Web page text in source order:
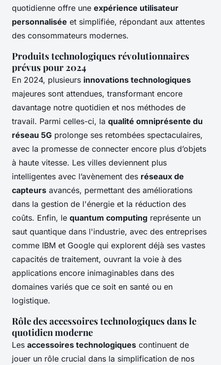
quotidienne offre une expérience utilisateur
personnalisée et simplifiée, répondant aux attentes
des consommateurs modernes.
Produits technologiques révolutionnaires
prévus pour 2024
En 2024, plusieurs innovations technologiques
majeures sont attendues, transformant encore
davantage notre quotidien et nos méthodes de
travail. Parmi celles-ci, la qualité omniprésente du
réseau 5G prolonge ses retombées spectaculaires,
avec la promesse de connecter encore plus d’objets
à haute vitesse. Les villes deviennent plus
intelligentes avec l’avènement des réseaux de
capteurs avancés, permettant des améliorations
dans la gestion de l'énergie et la réduction des
coûts. Enfin, le quantum computing représente un
saut quantique dans l'industrie, avec des entreprises
comme IBM et Google qui explorent déjà ses vastes
capacités de traitement, ouvrant la voie à des
applications encore inimaginables dans des
domaines variés que ce soit en santé ou en
logistique.
Rôle des accessoires technologiques dans le
quotidien moderne
Les accessoires technologiques continuent de
jouer un rôle crucial dans la simplification de nos